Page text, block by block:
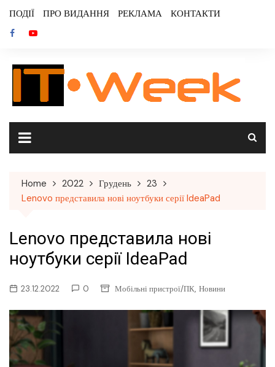
content
ПОДІЇ ПРО ВИДАННЯ РЕКЛАМА КОНТАКТИ
Home 2022 Грудень
23
Lenovo представила нові ноутбуки серії IdeaPad
Lenovo представила нові
ноутбуки серії IdeaPad
23.12.2022 0 Мобільні пристрої/ПК, Новини